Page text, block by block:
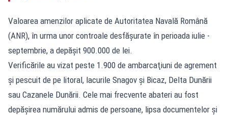
Valoarea amenzilor aplicate de Autoritatea Navală Română
(ANR), în urma unor controale desfăşurate în perioada iulie -
septembrie, a depăşit 900.000 de lei.
Verificările au vizat peste 1.900 de ambarcaţiuni de agrement
şi pescuit de pe litoral, lacurile Snagov şi Bicaz, Delta Dunării
sau Cazanele Dunării. Cele mai frecvente abateri au fost
depăşirea numărului admis de persoane, lipsa documentelor şi